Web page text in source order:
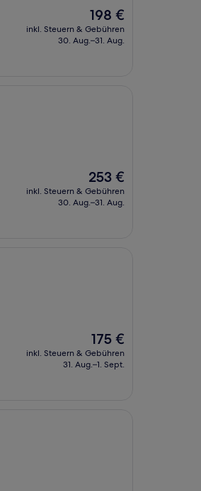
Der
Preis
beträgt
198 €
inkl. Steuern & Gebühren
30. Aug.–31. Aug.
Der
Preis
beträgt
253 €
inkl. Steuern & Gebühren
30. Aug.–31. Aug.
Der
Preis
beträgt
175 €
inkl. Steuern & Gebühren
31. Aug.–1. Sept.